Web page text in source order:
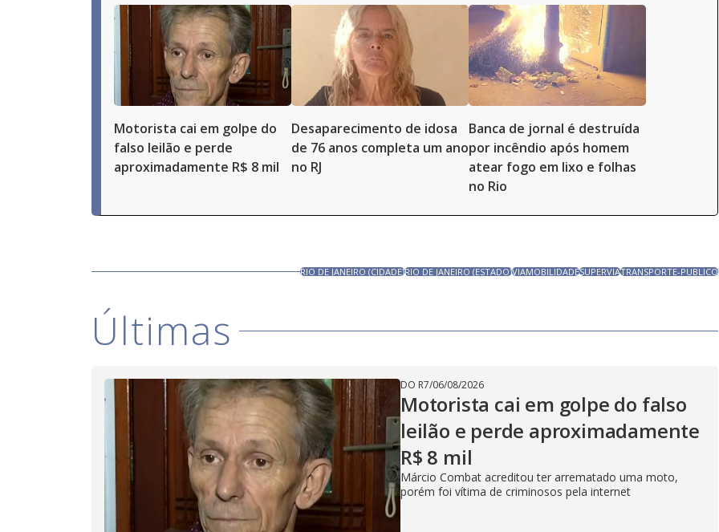
Motorista cai em golpe do
falso leilão e perde
aproximadamente R$ 8 mil
Desaparecimento de idosa
de 76 anos completa um ano
no RJ
Banca de jornal é destruída
por incêndio após homem
atear fogo em lixo e folhas
no Rio
RIO DE JANEIRO (CIDADE)RIO DE JANEIRO (ESTADO)VIAMOBILIDADESUPERVIATRANSPORTE-PUBLICO
Últimas
DO R7/06/08/2026
Motorista cai em golpe do falso
leilão e perde aproximadamente
R$ 8 mil
Márcio Combat acreditou ter arrematado uma moto,
porém foi vítima de criminosos pela internet